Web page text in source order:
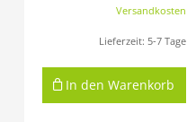
In den Warenkorb
Versandkosten
Lieferzeit: 5-7 Tage